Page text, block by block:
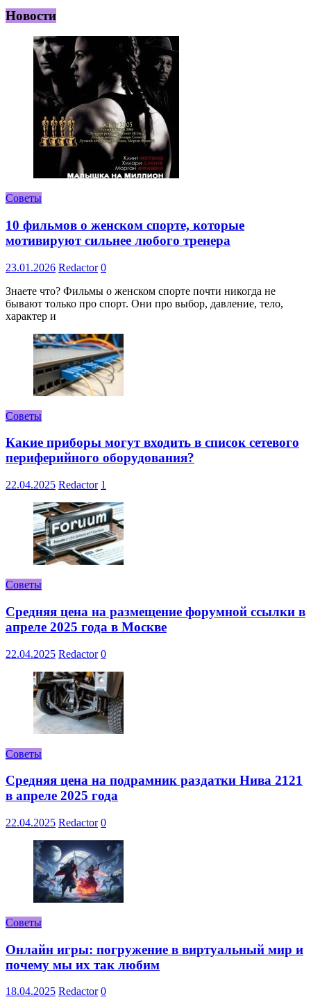
Новости
Советы
10 фильмов о женском спорте, которые
мотивируют сильнее любого тренера
23.01.2026 Redactor 0
Знаете что? Фильмы о женском спорте почти никогда не
бывают только про спорт. Они про выбор, давление, тело,
характер и
Советы
Какие приборы могут входить в список сетевого
периферийного оборудования?
22.04.2025 Redactor 1
Советы
Средняя цена на размещение форумной ссылки в
апреле 2025 года в Москве
22.04.2025 Redactor 0
Советы
Средняя цена на подрамник раздатки Нива 2121
в апреле 2025 года
22.04.2025 Redactor 0
Советы
Онлайн игры: погружение в виртуальный мир и
почему мы их так любим
18.04.2025 Redactor 0